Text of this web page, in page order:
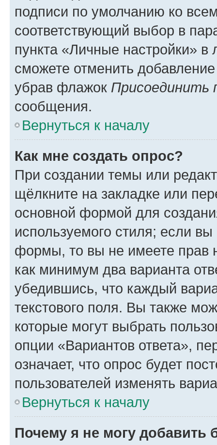
подписи по умолчанию ко
соответствующий выбор в
пункта «Личные настройки»
сможете отменить
убрав флажок Присоединить
сообщения.
Вернуться к началу
Как мне создать опрос?
При создании темы или
щёлкните на закладке или
основной формой для
используемого стиля; если
формы, то вы не имеете прав
как минимум два варианта
убедившись, что каждый
текстового поля. Вы также
которые могут выбрать
опции «Вариантов ответа»,
означает, что опрос будет
пользователей изменять
Вернуться к началу
Почему я не могу добавить